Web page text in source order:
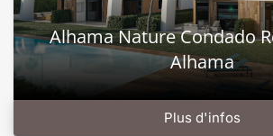
Alhama Nature Condado
Alhama
Plus d'infos